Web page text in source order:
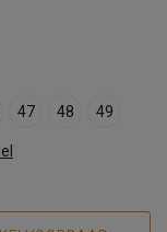
47 48 49